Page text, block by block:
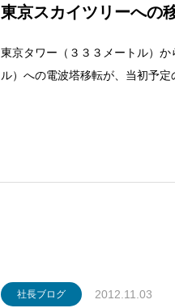
東京スカイツリーへの
東京タワー（３３３メートル）
ル）への電波塔移転が、当初予定
社長ブログ 2012.11.03